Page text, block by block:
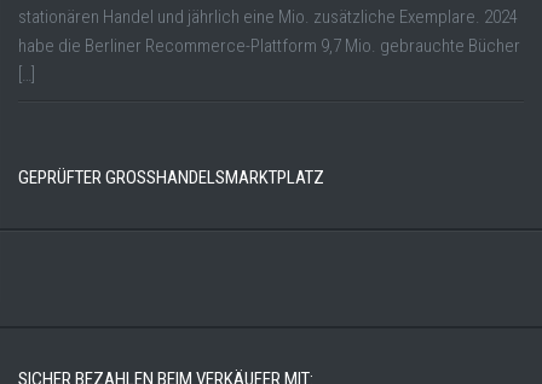
stationären Handel und jährlich eine Mio. zusätzliche Exemplare. 2024
habe die Berliner Recommerce-Plattform 9,7 Mio. gebrauchte Bücher
[…]
GEPRÜFTER GROSSHANDELSMARKTPLATZ
SICHER BEZAHLEN BEIM VERKÄUFER MIT: